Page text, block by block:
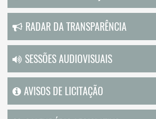
RADAR DA TRANSPARÊNCIA
SESSÕES AUDIOVISUAIS
AVISOS DE LICITAÇÃO